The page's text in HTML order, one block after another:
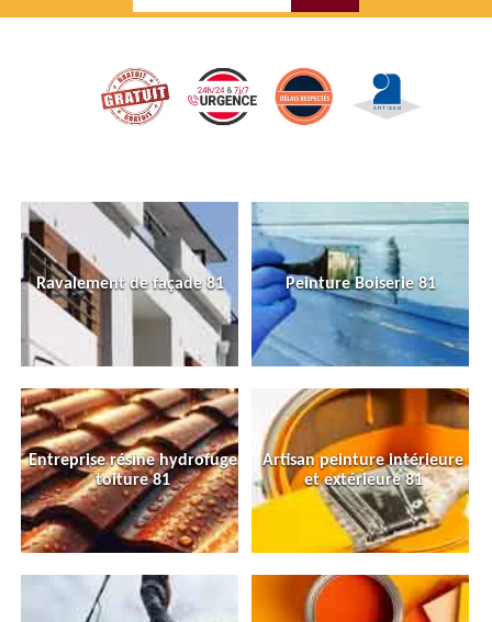
Ravalement de façade 81 Peinture Boiserie 81
Entreprise résine hydrofuge
toiture 81
Artisan peinture intérieure
et extérieure 81